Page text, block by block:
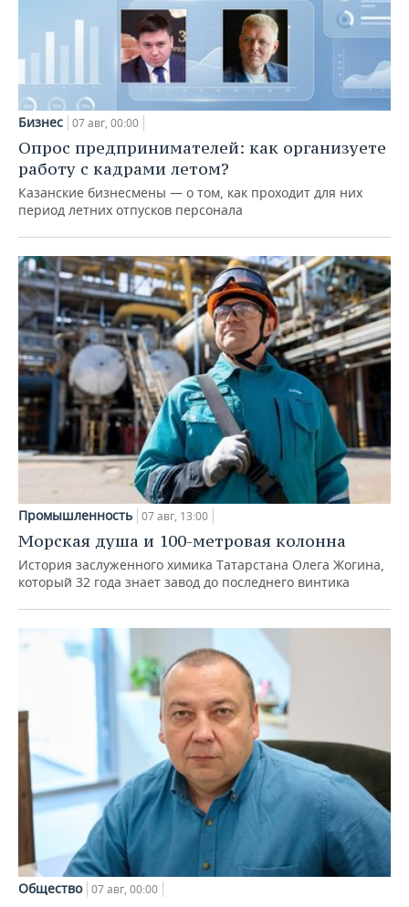
Бизнес 07 авг, 00:00
Опрос предпринимателей: как организуете
работу с кадрами летом?
Казанские бизнесмены — о том, как проходит для них
период летних отпусков персонала
Промышленность 07 авг, 13:00
Морская душа и 100-метровая колонна
История заслуженного химика Татарстана Олега Жогина,
который 32 года знает завод до последнего винтика
Общество 07 авг, 00:00